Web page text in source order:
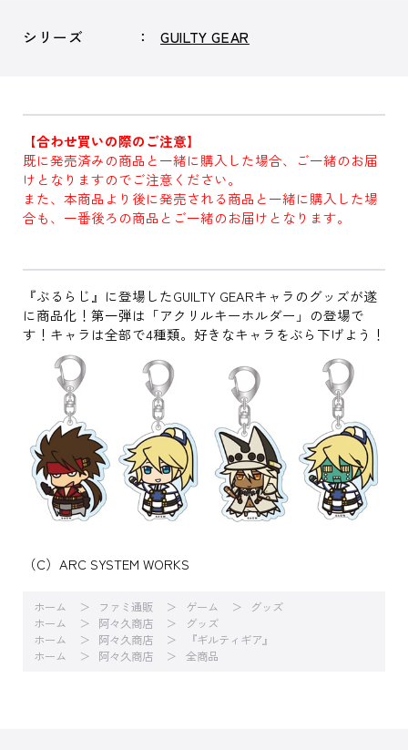
シリーズ GUILTY GEAR
【合わせ買いの際のご注意】
既に発売済みの商品と一緒に購入した場合、ご一緒のお届
けとなりますのでご注意ください。
また、本商品より後に発売される商品と一緒に購入した場
合も、一番後ろの商品とご一緒のお届けとなります。
『ぶるらじ』に登場したGUILTY GEARキャラのグッズが遂
に商品化！第一弾は「アクリルキーホルダー」の登場で
す！キャラは全部で4種類。好きなキャラをぶら下げよう！
（C）ARC SYSTEM WORKS
ホーム ファミ通販 ゲーム
グッズ
ホーム
阿々久商店
グッズ
ホーム
阿々久商店
『ギルティギア』
ホーム
阿々久商店 全商品